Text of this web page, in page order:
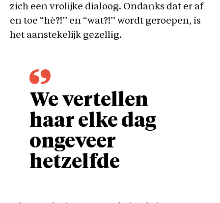
zich een vrolijke dialoog. Ondanks dat er af
en toe “hè?!’’ en “wat?!’’ wordt geroepen, is
het aanstekelijk gezellig.
We vertellen
haar elke dag
ongeveer
hetzelfde